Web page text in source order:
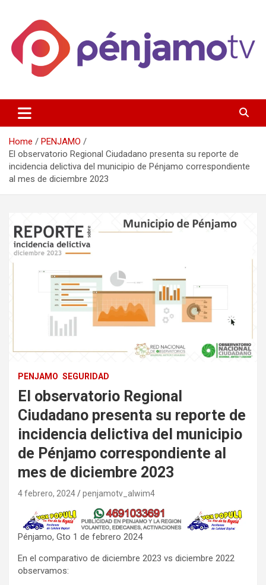
content
Penjamotv
Gto y la region.
Home
PENJAMO
El observatorio Regional Ciudadano presenta su reporte de
incidencia delictiva del municipio de Pénjamo correspondiente
al mes de diciembre 2023
PENJAMO SEGURIDAD
El observatorio Regional
Ciudadano presenta su reporte de
incidencia delictiva del municipio
de Pénjamo correspondiente al
mes de diciembre 2023
4 febrero, 2024 penjamotv_alwim4
Pénjamo, Gto 1 de febrero 2024
En el comparativo de diciembre 2023 vs diciembre 2022
observamos: